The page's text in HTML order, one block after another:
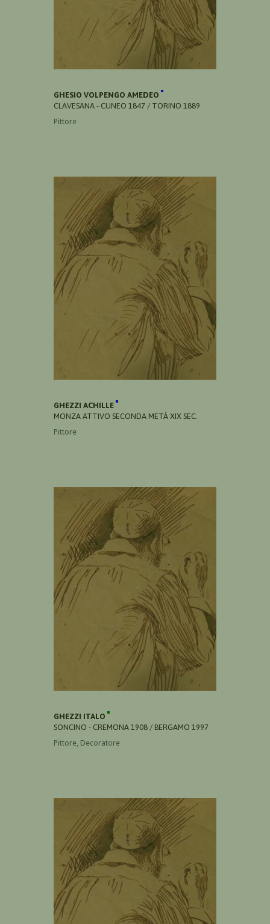
GHESIO VOLPENGO AMEDEO
CLAVESANA - CUNEO 1847 / TORINO 1889
Pittore
GHEZZI ACHILLE
MONZA ATTIVO SECONDA METÀ XIX SEC.
Pittore
GHEZZI ITALO
SONCINO - CREMONA 1908 / BERGAMO 1997
Pittore, Decoratore